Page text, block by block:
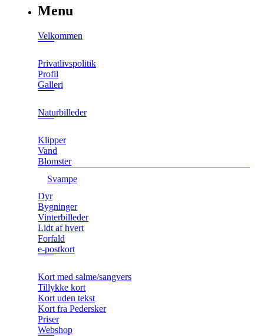
Menu
Velkommen
Privatlivspolitik
Profil
Galleri
Naturbilleder
Klipper
Vand
Blomster
Svampe
Dyr
Bygninger
Vinterbilleder
Lidt af hvert
Forfald
e-postkort
Kort med salme/sangvers
Tillykke kort
Kort uden tekst
Kort fra Pedersker
Priser
Webshop